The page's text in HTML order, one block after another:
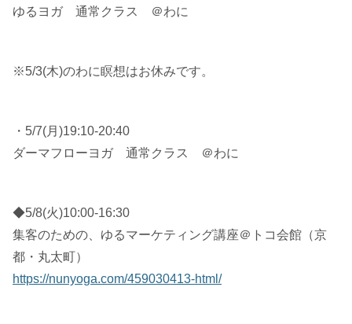
ゆるヨガ 通常クラス ＠わに
※5/3(木)のわに瞑想はお休みです。
・5/7(月)19:10-20:40
ダーマフローヨガ 通常クラス ＠わに
◆5/8(火)10:00-16:30
集客のための、ゆるマーケティング講座＠トコ会館（京
都・丸太町）
https://nunyoga.com/459030413-html/